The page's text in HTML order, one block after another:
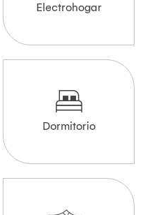
Electrohogar
Dormitorio